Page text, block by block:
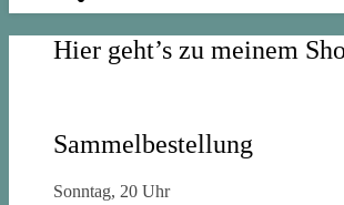
Hier geht’s zu meinem
Sammelbestellung
Sonntag, 20 Uhr